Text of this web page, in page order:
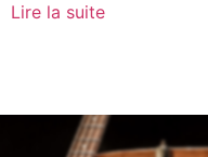
Lire la suite